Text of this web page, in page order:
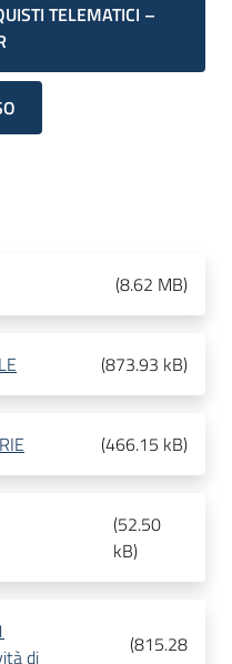
TELEMATICI –
(8.62 MB)
(873.93 kB)
(466.15 kB)
(52.50
kB)
di
(815.28